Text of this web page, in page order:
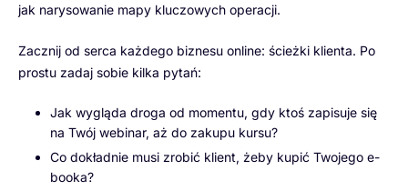
jak narysowanie mapy kluczowych operacji.
Zacznij od serca każdego biznesu online: ścieżki klienta. Po
prostu zadaj sobie kilka pytań:
Jak wygląda droga od momentu, gdy ktoś zapisuje się
na Twój webinar, aż do zakupu kursu?
Co dokładnie musi zrobić klient, żeby kupić Twojego e-
booka?